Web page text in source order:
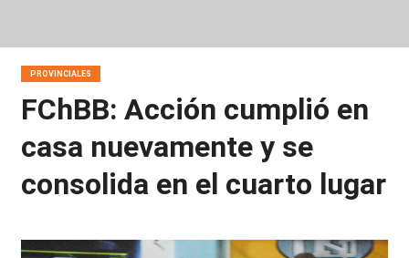
PROVINCIALES
FChBB: Acción cumplió en
casa nuevamente y se
consolida en el cuarto lugar